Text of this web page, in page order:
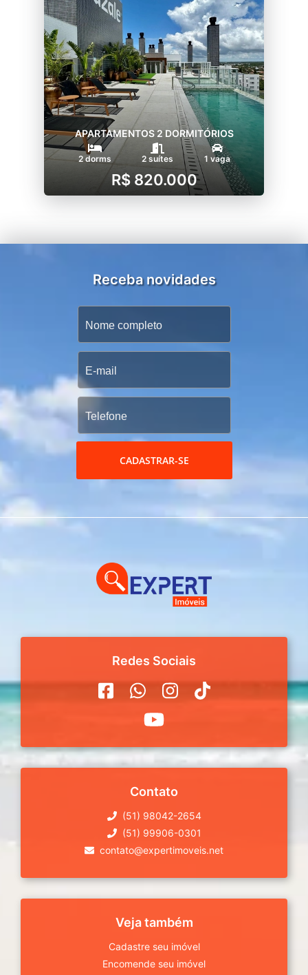
APARTAMENTOS 2 DORMITÓRIOS
2 dorms 2 suítes 1 vaga
R$ 820.000
Receba novidades
CADASTRAR-SE
Redes Sociais
Contato
(51) 98042-2654
(51) 99906-0301
contato@expertimoveis.net
Veja também
Cadastre seu imóvel
Encomende seu imóvel